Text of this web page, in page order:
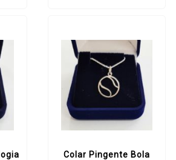
Colar Pingente Bola